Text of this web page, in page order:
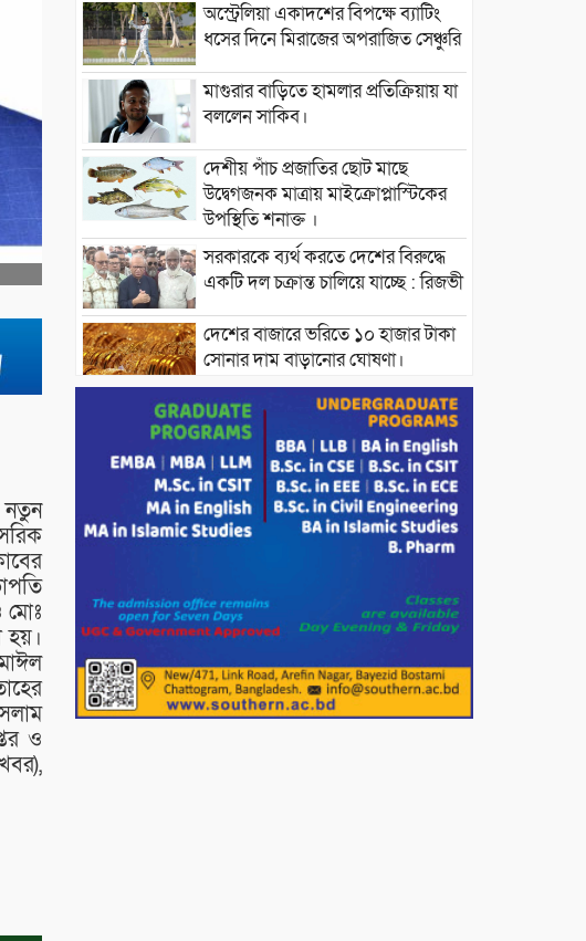
নতুন
মোঃ
হয়।
ও
অস্ট্রেলিয়া একাদশের বিপক্ষে ব্যাটিং
ধসের দিনে মিরাজের অপরাজিত সেঞ্চুরি
মাগুরার বাড়িতে হামলার প্রতিক্রিয়ায় যা
বললেন সাকিব।
দেশীয় পাঁচ প্রজাতির ছোট মাছে
উদ্বেগজনক মাত্রায় মাইক্রোপ্লাস্টিকের
উপস্থিতি শনাক্ত ।
সরকারকে ব্যর্থ করতে দেশের বিরুদ্ধে
একটি দল চক্রান্ত চালিয়ে যাচ্ছে : রিজভী
দেশের বাজারে ভরিতে ১০ হাজার টাকা
সোনার দাম বাড়ানোর ঘোষণা।
ভারপ্রাপ্ত রাষ্ট্রপতি হাফিজ উদ্দিন
আহমদের সাথে এইচটি বাংলা অনলাইন
পোর্টাল ও আইপি টিভির সম্পাদক মোঃ
ইসমাইল হোসেনের সৌজন্য সাক্ষাৎ।
পাটগ্রামে জুলাই অভ্যুত্থান দিবস
উপলক্ষে ১১দলীয় গণ মিছিল ও গণ
পোরশায় গণঅভ্যুত্থান দিবসে শহিদ ও
জুলাই যোদ্ধাদের সংবর্ধনা।
১১ দলীয় ঐক্য পোরশা উপজেলা শাখার
আয়োজনে ৫ আগস্ট জুলাই অভ্যুত্থানের